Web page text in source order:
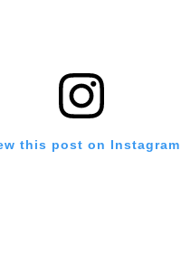
this post on Instagram